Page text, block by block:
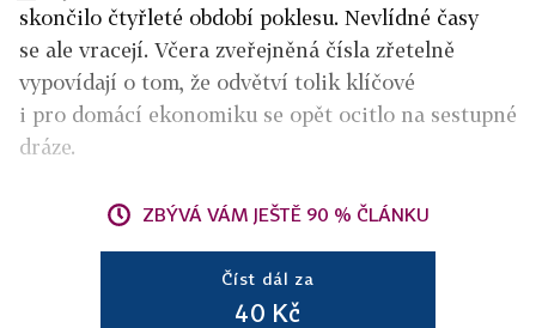
skončilo čtyřleté období poklesu. Nevlídné časy
se ale vracejí. Včera zveřejněná čísla zřetelně
vypovídají o tom, že odvětví tolik klíčové
i pro domácí ekonomiku se opět ocitlo na sestupné
dráze.
ZBÝVÁ VÁM JEŠTĚ 90 % ČLÁNKU
Číst dál za
40 Kč